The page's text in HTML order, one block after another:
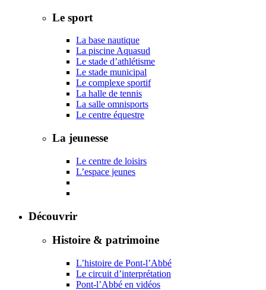
Le sport
La base nautique
La piscine Aquasud
Le stade d’athlétisme
Le stade municipal
Le complexe sportif
La halle de tennis
La salle omnisports
Le centre équestre
La jeunesse
Le centre de loisirs
L’espace jeunes
Découvrir
Histoire & patrimoine
L’histoire de Pont-l’Abbé
Le circuit d’interprétation
Pont-l’Abbé en vidéos